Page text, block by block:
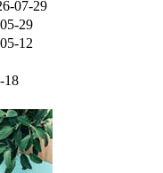
07-29
29
12
18